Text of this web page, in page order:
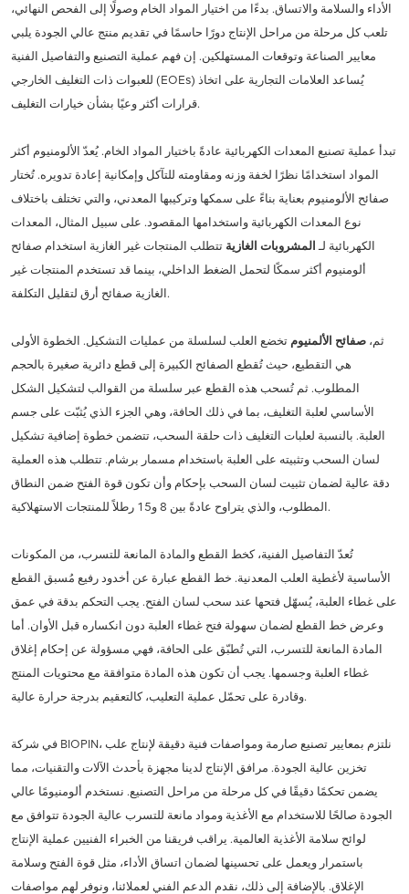
الأداء والسلامة والاتساق. بدءًا من اختيار المواد الخام وصولًا إلى الفحص النهائي،
تلعب كل مرحلة من مراحل الإنتاج دورًا حاسمًا في تقديم منتج عالي الجودة يلبي
معايير الصناعة وتوقعات المستهلكين. إن فهم عملية التصنيع والتفاصيل الفنية
للعبوات ذات التغليف الخارجي (EOEs) يُساعد العلامات التجارية على اتخاذ
قرارات أكثر وعيًا بشأن خيارات التغليف.
تبدأ عملية تصنيع المعدات الكهربائية عادةً باختيار المواد الخام. يُعدّ الألومنيوم أكثر
المواد استخدامًا نظرًا لخفة وزنه ومقاومته للتآكل وإمكانية إعادة تدويره. تُختار
صفائح الألومنيوم بعناية بناءً على سمكها وتركيبها المعدني، والتي تختلف باختلاف
نوع المعدات الكهربائية واستخدامها المقصود. على سبيل المثال، المعدات
الكهربائية لـ المشروبات الغازية تتطلب المنتجات غير الغازية استخدام صفائح
ألومنيوم أكثر سمكًا لتحمل الضغط الداخلي، بينما قد تستخدم المنتجات غير
الغازية صفائح أرق لتقليل التكلفة.
ثم، صفائح الألمنيوم تخضع العلب لسلسلة من عمليات التشكيل. الخطوة الأولى
هي التقطيع، حيث تُقطع الصفائح الكبيرة إلى قطع دائرية صغيرة بالحجم
المطلوب. ثم تُسحب هذه القطع عبر سلسلة من القوالب لتشكيل الشكل
الأساسي لعلبة التغليف، بما في ذلك الحافة، وهي الجزء الذي يُثبّت على جسم
العلبة. بالنسبة لعلبات التغليف ذات حلقة السحب، تتضمن خطوة إضافية تشكيل
لسان السحب وتثبيته على العلبة باستخدام مسمار برشام. تتطلب هذه العملية
دقة عالية لضمان تثبيت لسان السحب بإحكام وأن تكون قوة الفتح ضمن النطاق
المطلوب، والذي يتراوح عادةً بين 8 و15 رطلاً للمنتجات الاستهلاكية.
تُعدّ التفاصيل الفنية، كخط القطع والمادة المانعة للتسرب، من المكونات
الأساسية لأغطية العلب المعدنية. خط القطع عبارة عن أخدود رفيع مُسبق القطع
على غطاء العلبة، يُسهّل فتحها عند سحب لسان الفتح. يجب التحكم بدقة في عمق
وعرض خط القطع لضمان سهولة فتح غطاء العلبة دون انكساره قبل الأوان. أما
المادة المانعة للتسرب، التي تُطبّق على الحافة، فهي مسؤولة عن إحكام إغلاق
غطاء العلبة وجسمها. يجب أن تكون هذه المادة متوافقة مع محتويات المنتج
وقادرة على تحمّل عملية التعليب، كالتعقيم بدرجة حرارة عالية.
في شركة BIOPIN، نلتزم بمعايير تصنيع صارمة ومواصفات فنية دقيقة لإنتاج علب
تخزين عالية الجودة. مرافق الإنتاج لدينا مجهزة بأحدث الآلات والتقنيات، مما
يضمن تحكمًا دقيقًا في كل مرحلة من مراحل التصنيع. نستخدم ألومنيومًا عالي
الجودة صالحًا للاستخدام مع الأغذية ومواد مانعة للتسرب عالية الجودة تتوافق مع
لوائح سلامة الأغذية العالمية. يراقب فريقنا من الخبراء الفنيين عملية الإنتاج
باستمرار ويعمل على تحسينها لضمان اتساق الأداء، مثل قوة الفتح وسلامة
الإغلاق. بالإضافة إلى ذلك، نقدم الدعم الفني لعملائنا، ونوفر لهم مواصفات